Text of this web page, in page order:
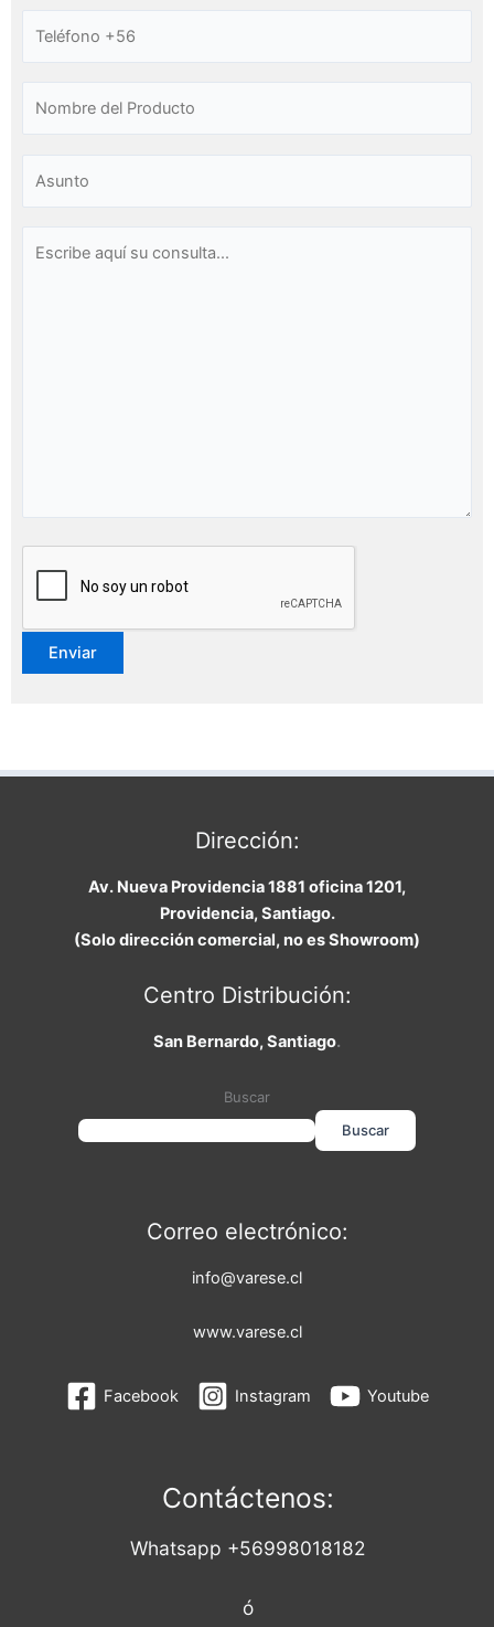
Dirección:
Av. Nueva Providencia 1881 oficina 1201,
Providencia, Santiago.
(Solo dirección comercial, no es Showroom)
Centro Distribución:
San Bernardo, Santiago.
Buscar
Buscar
Correo electrónico:
info@varese.cl
www.varese.cl
Facebook Instagram Youtube
Contáctenos:
Whatsapp +56998018182
ó